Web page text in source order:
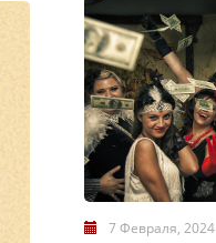
7 Февраля, 2024